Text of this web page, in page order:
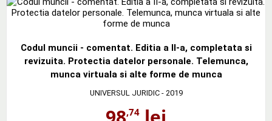
Codul muncii - comentat. Editia a II-a, completata si
revizuita. Protectia datelor personale. Telemunca,
munca virtuala si alte forme de munca
UNIVERSUL JURIDIC- 2019
,74